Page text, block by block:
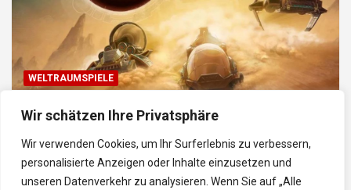
Wir schätzen Ihre Privatsphäre
Wir verwenden Cookies, um Ihr Surferlebnis zu verbessern,
personalisierte Anzeigen oder Inhalte einzusetzen und
unseren Datenverkehr zu analysieren. Wenn Sie auf „Alle
WELTRAUMSPIELE
Top Weltraum-Browser-Spiele: Erkunde, baue